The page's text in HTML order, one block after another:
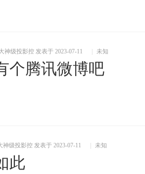
神级投影控 发表于 2023-07-11 未知
个腾讯微博吧
神级投影控 发表于 2023-07-11 未知
此